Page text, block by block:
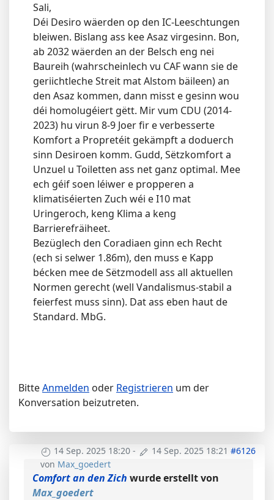
Sali,
Déi Desiro wäerden op den IC-Leeschtungen
bleiwen. Bislang ass kee Asaz virgesinn. Bon,
ab 2032 wäerden an der Belsch eng nei
Baureih (wahrscheinlech vu CAF wann sie de
geriichtleche Streit mat Alstom bäileen) an
den Asaz kommen, dann misst e gesinn wou
déi homolugéiert gëtt. Mir vum CDU (2014-
2023) hu virun 8-9 Joer fir e verbesserte
Komfort a Propretéit gekämpft a doduerch
sinn Desiroen komm. Gudd, Sëtzkomfort a
Unzuel u Toiletten ass net ganz optimal. Mee
ech géif soen léiwer e propperen a
klimatiséierten Zuch wéi e I10 mat
Uringeroch, keng Klima a keng
Barrierefräiheet.
Bezüglech den Coradiaen ginn ech Recht
(ech si selwer 1.86m), den muss e Kapp
bécken mee de Sëtzmodell ass all aktuellen
Normen gerecht (well Vandalismus-stabil a
feierfest muss sinn). Dat ass eben haut de
Standard. MbG.
BitteAnmelden oder Registrieren um der
Konversation beizutreten.
14 Sep. 2025 18:20 - 14 Sep. 2025 18:21 #6126
von Max_goedert
Comfort an den Zich wurde erstellt von
Max_goedert